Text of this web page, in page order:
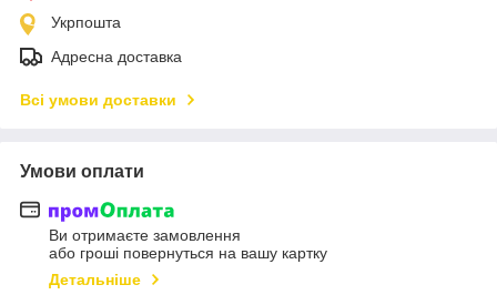
Укрпошта
Адресна доставка
Всі умови доставки
Умови оплати
Ви отримаєте замовлення
або гроші повернуться на вашу картку
Детальніше